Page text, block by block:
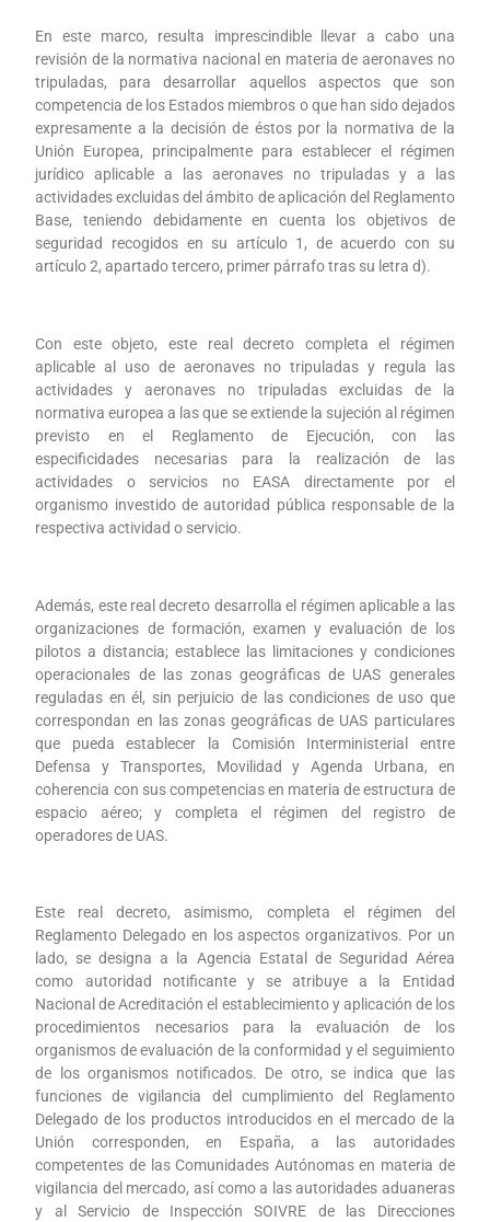
En este marco, resulta imprescindible llevar a cabo una
revisión de la normativa nacional en materia de aeronaves no
tripuladas, para desarrollar aquellos aspectos que son
competencia de los Estados miembros o que han sido dejados
expresamente a la decisión de éstos por la normativa de la
Unión Europea, principalmente para establecer el régimen
jurídico aplicable a las aeronaves no tripuladas y a las
actividades excluidas del ámbito de aplicación del Reglamento
Base, teniendo debidamente en cuenta los objetivos de
seguridad recogidos en su artículo 1, de acuerdo con su
artículo 2, apartado tercero, primer párrafo tras su letra d).
Con este objeto, este real decreto completa el régimen
aplicable al uso de aeronaves no tripuladas y regula las
actividades y aeronaves no tripuladas excluidas de la
normativa europea a las que se extiende la sujeción al régimen
previsto en el Reglamento de Ejecución, con las
especificidades necesarias para la realización de las
actividades o servicios no EASA directamente por el
organismo investido de autoridad pública responsable de la
respectiva actividad o servicio.
Además, este real decreto desarrolla el régimen aplicable a las
organizaciones de formación, examen y evaluación de los
pilotos a distancia; establece las limitaciones y condiciones
operacionales de las zonas geográficas de UAS generales
reguladas en él, sin perjuicio de las condiciones de uso que
correspondan en las zonas geográficas de UAS particulares
que pueda establecer la Comisión Interministerial entre
Defensa y Transportes, Movilidad y Agenda Urbana, en
coherencia con sus competencias en materia de estructura de
espacio aéreo; y completa el régimen del registro de
operadores de UAS.
Este real decreto, asimismo, completa el régimen del
Reglamento Delegado en los aspectos organizativos. Por un
lado, se designa a la Agencia Estatal de Seguridad Aérea
como autoridad notificante y se atribuye a la Entidad
Nacional de Acreditación el establecimiento y aplicación de los
procedimientos necesarios para la evaluación de los
organismos de evaluación de la conformidad y el seguimiento
de los organismos notificados. De otro, se indica que las
funciones de vigilancia del cumplimiento del Reglamento
Delegado de los productos introducidos en el mercado de la
Unión corresponden, en España, a las autoridades
competentes de las Comunidades Autónomas en materia de
vigilancia del mercado, así como a las autoridades aduaneras
y al Servicio de Inspección SOIVRE de las Direcciones